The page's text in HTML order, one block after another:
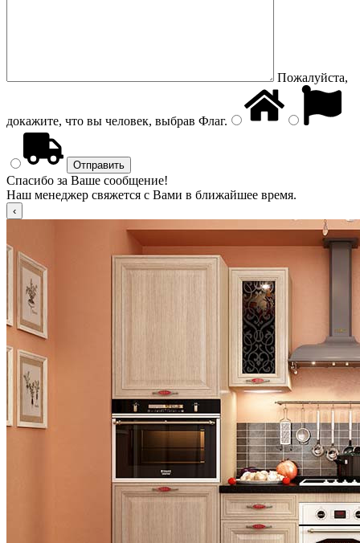
Пожалуйста,
докажите, что вы человек, выбрав Флаг.
Спасибо за Ваше сообщение!
Наш менеджер свяжется с Вами в ближайшее время.